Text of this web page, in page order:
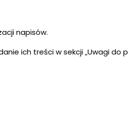
napisów.
ich treści w sekcji „Uwagi do